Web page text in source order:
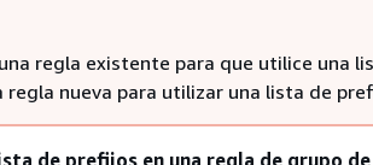
regla existente para que utilice una
regla nueva para utilizar una lista de
de prefijos en una regla de grupo